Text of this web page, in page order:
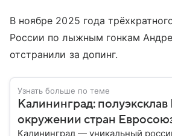
В ноябре 2025 года
России по лыжным гонкам
отстранили за допинг.
Узнать больше по теме
Калининград: полуэксклав
окружении стран
Калининград — уникальный